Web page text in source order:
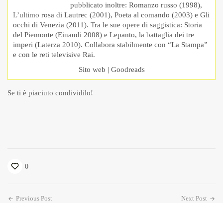
pubblicato inoltre: Romanzo russo (1998),
L’ultimo rosa di Lautrec (2001), Poeta al comando (2003) e Gli
occhi di Venezia (2011). Tra le sue opere di saggistica: Storia
del Piemonte (Einaudi 2008) e Lepanto, la battaglia dei tre
imperi (Laterza 2010). Collabora stabilmente con “La Stampa”
e con le reti televisive Rai.
Sito web | Goodreads
Se ti è piaciuto condividilo!
0
Previous Post
Next Post